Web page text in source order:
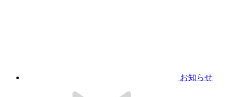
お知らせ